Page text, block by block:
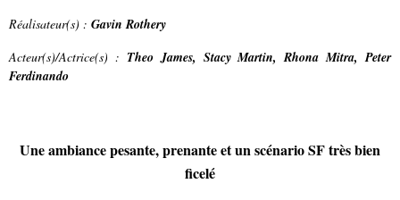
Réalisateur(s) : Gavin Rothery
Acteur(s)/Actrice(s) : Theo James, Stacy Martin, Rhona Mitra, Peter
Ferdinando
Une ambiance pesante, prenante et un scénario SF très bien
ficelé